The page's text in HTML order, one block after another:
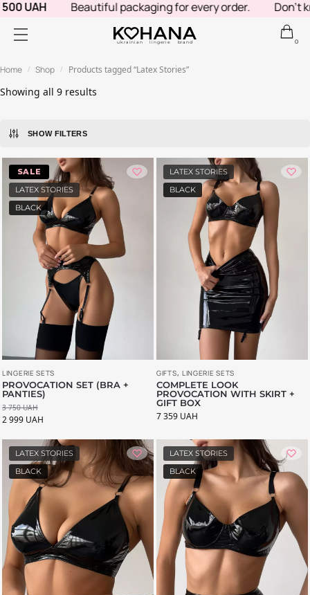
UAH Beautiful packaging for every order. Don't
ukrainian lingerie brand 0
Home / Shop / Products tagged “Latex Stories”
Showing all 9 results
SHOW FILTERS
-20%
LATEX STORIES
BLACK
LINGERIE SETS
PROVOCATION SET (BRA +
PANTIES)
3 750UAH
2 999 UAH
LATEX STORIES
BLACK
GIFTS, LINGERIE SETS
COMPLETE LOOK
PROVOCATION WITH SKIRT +
GIFT BOX
7 359 UAH
LATEX STORIES
BLACK
LATEX STORIES
BLACK